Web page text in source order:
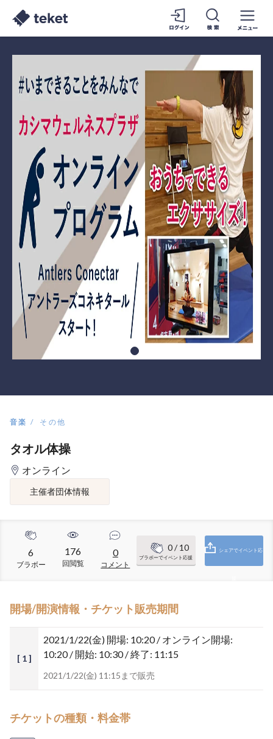
音楽 その他
タオル体操
オンライン
主催者団体情報
6
ブラボー
176
回閲覧
0
コメント
0/ 10
ブラボーでイベント応援
シェアでイベント応
開場/開演情報・チケット販売期間
[ 1 ]
2021/1/22(金) 開場: 10:20 / オンライン開場:
10:20 / 開始: 10:30 / 終了: 11:15
2021/1/22(金) 11:15まで販売
チケットの種類・料金帯